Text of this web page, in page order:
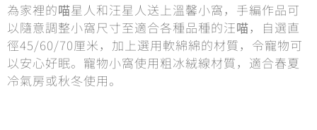
為家裡的喵星人和汪星人送上溫馨小窩，手編作品可
以隨意調整小窩尺寸至適合各種品種的汪喵，自選直
徑45/60/70厘米，加上選用軟綿綿的材質，令寵物可
以安心好眠。寵物小窩使用粗冰絨線材質，適合春夏
冷氣房或秋冬使用。